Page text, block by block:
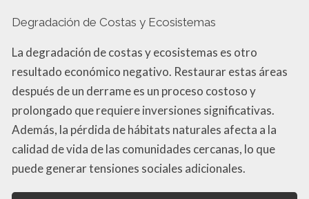
Degradación de Costas y Ecosistemas
La degradación de costas y ecosistemas es otro
resultado económico negativo. Restaurar estas áreas
después de un derrame es un proceso costoso y
prolongado que requiere inversiones significativas.
Además, la pérdida de hábitats naturales afecta a la
calidad de vida de las comunidades cercanas, lo que
puede generar tensiones sociales adicionales.